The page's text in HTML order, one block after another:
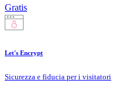
Gratis
Let's Encrypt
Sicurezza e fiducia per i visitatori